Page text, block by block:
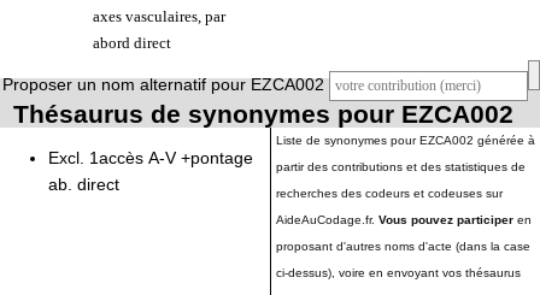
axes vasculaires, par
abord direct
Proposer un nom alternatif pour EZCA002
Thésaurus de synonymes pour EZCA002
Excl. 1accès A-V +pontage
ab. direct
Liste de synonymes pour EZCA002 générée à
partir des contributions et des statistiques de
recherches des codeurs et codeuses sur
AideAuCodage.fr. Vous pouvez participer en
proposant d'autres noms d'acte (dans la case
ci-dessus), voire en envoyant vos thésaurus